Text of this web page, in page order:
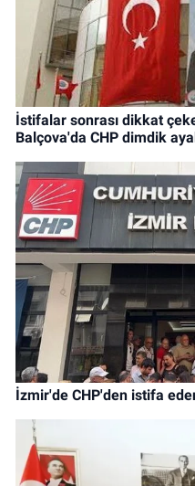
İstifalar sonrası dikkat
Balçova'da CHP dimdik
İzmir'de CHP'den istifa